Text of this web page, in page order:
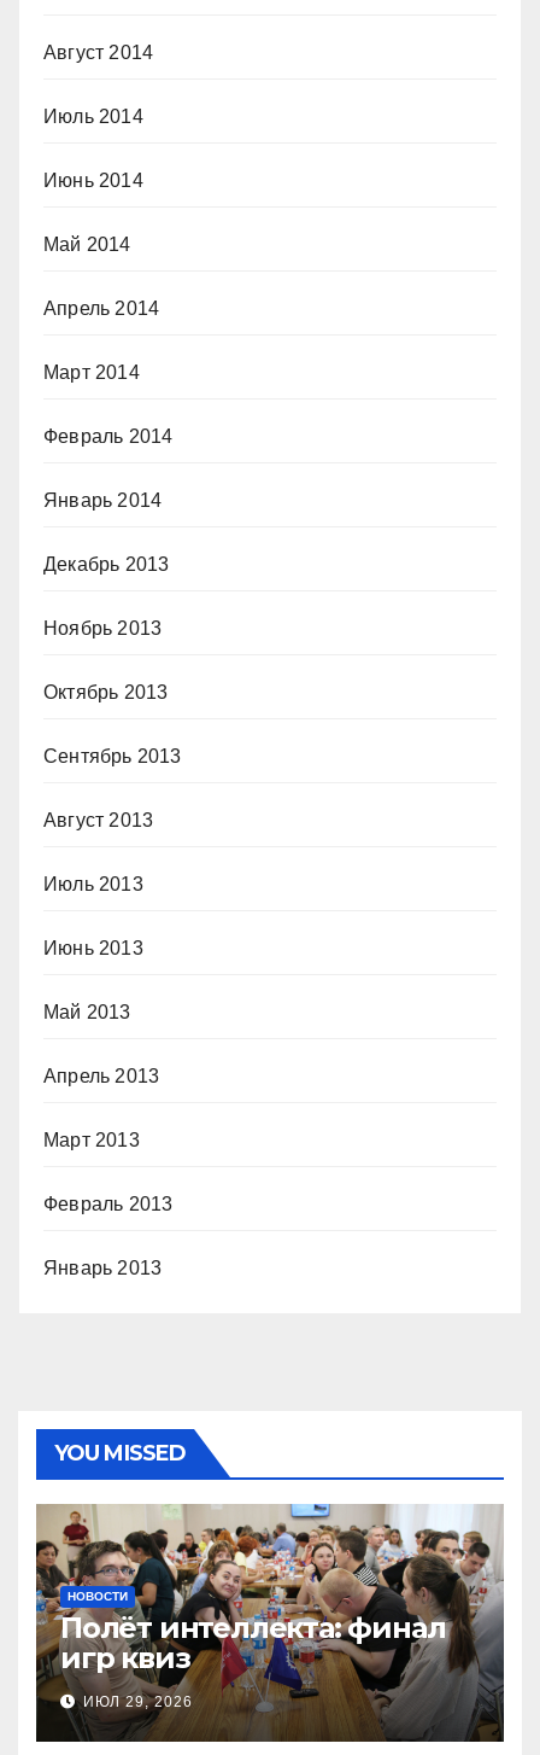
Август 2014
Июль 2014
Июнь 2014
Май 2014
Апрель 2014
Март 2014
Февраль 2014
Январь 2014
Декабрь 2013
Ноябрь 2013
Октябрь 2013
Сентябрь 2013
Август 2013
Июль 2013
Июнь 2013
Май 2013
Апрель 2013
Март 2013
Февраль 2013
Январь 2013
YOU MISSED
НОВОСТИ
Полёт интеллекта: финал
игр квиз
ИЮЛ 29, 2026